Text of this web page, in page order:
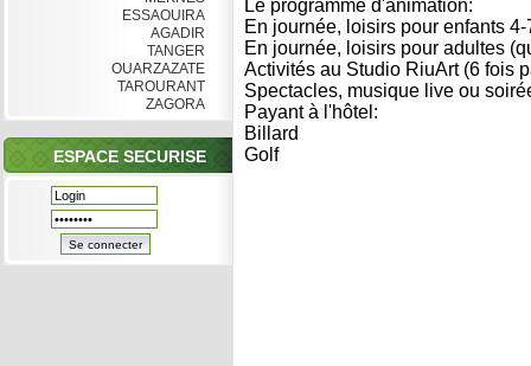
ESSAOUIRA
AGADIR
TANGER
OUARZAZATE
TAROURANT
ZAGORA
ESPACE SECURISE
Le programme d'animation:
En journée, loisirs pour enfants
En journée, loisirs pour adultes
Activités au Studio RiuArt (6 fois
Spectacles, musique live ou
Payant à l'hôtel:
Billard
Golf